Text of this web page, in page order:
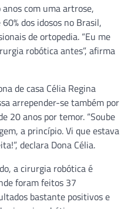
com uma artrose,
dos idosos no Brasil,
de ortopedia. “Eu me
robótica antes”, afirma
de casa Célia Regina
arrepender-se também por
20 anos por temor. “Soube
a princípio. Vi que estava
declara Dona Célia.
a cirurgia robótica é
foram feitos 37
bastante positivos e